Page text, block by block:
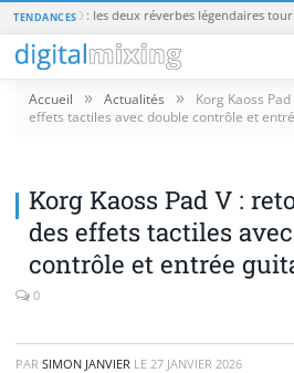
TENDANCES
Accueil » Actualités »
Korg Kaoss
effets tactiles avec double contrôle et
Korg Kaoss Pad V :
des effets tactiles
contrôle et entrée
0
PAR SIMON JANVIER LE 27 JANVIER 2026